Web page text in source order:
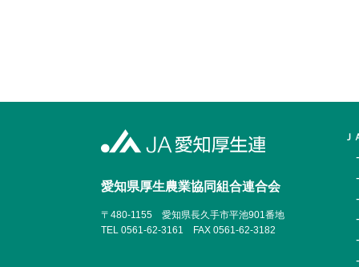
愛知県厚生農業協同組合連合会
〒480-1155愛知県長久手市平池901番地
TEL 0561-62-3161
FAX 0561-62-3182
Ｊ